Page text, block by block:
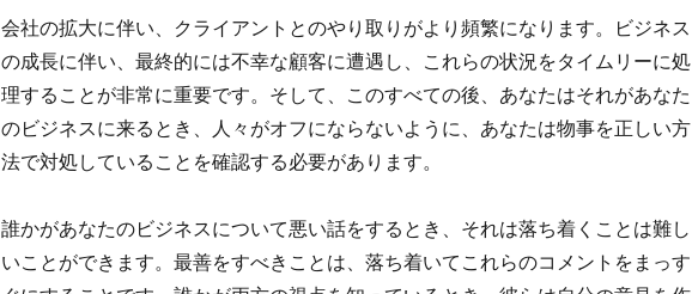
会社の拡大に伴い、クライアントとのやり取りがより頻繁になります。ビジネス
の成長に伴い、最終的には不幸な顧客に遭遇し、これらの状況をタイムリーに処
理することが非常に重要です。そして、このすべての後、あなたはそれがあなた
のビジネスに来るとき、人々がオフにならないように、あなたは物事を正しい方
法で対処していることを確認する必要があります。
誰かがあなたのビジネスについて悪い話をするとき、それは落ち着くことは難し
いことができます。最善をすべきことは、落ち着いてこれらのコメントをまっす